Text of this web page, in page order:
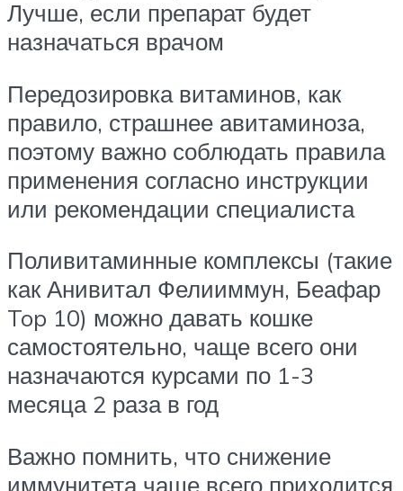
Лучше, если препарат будет
назначаться врачом
Передозировка витаминов, как
правило, страшнее авитаминоза,
поэтому важно соблюдать правила
применения согласно инструкции
или рекомендации специалиста
Поливитаминные комплексы (такие
как Анивитал Фелииммун, Беафар
Top 10) можно давать кошке
самостоятельно, чаще всего они
назначаются курсами по 1-3
месяца 2 раза в год
Важно помнить, что снижение
иммунитета чаще всего приходится